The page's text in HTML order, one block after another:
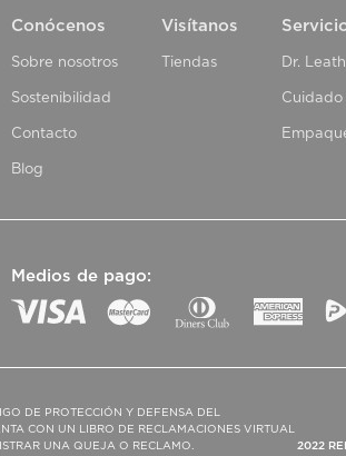
Conócenos
Sobre nosotros
Sostenibilidad
Contacto
Blog
Visítanos
Tiendas Dr.
Cuidado
Medios de pago:
DE PROTECCIÓN Y DEFENSA DEL
CON UN LIBRO DE RECLAMACIONES VIRTUAL
UNA QUEJA O RECLAMO.
2022